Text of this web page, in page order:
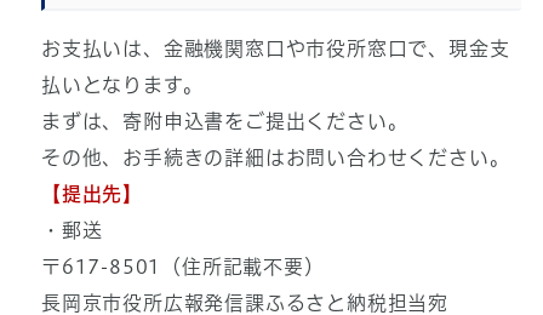
お支払いは、金融機関窓口や市役所窓口で、現金支
払いとなります。
まずは、寄附申込書をご提出ください。
その他、お手続きの詳細はお問い合わせください。
【提出先】
・郵送
〒617-8501（住所記載不要）
長岡京市役所広報発信課ふるさと納税担当宛